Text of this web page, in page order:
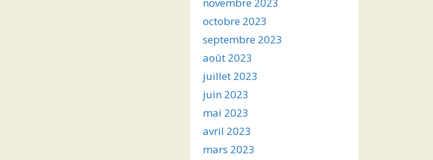
octobre 2023
septembre 2023
août 2023
juillet 2023
juin 2023
mai 2023
avril 2023
mars 2023